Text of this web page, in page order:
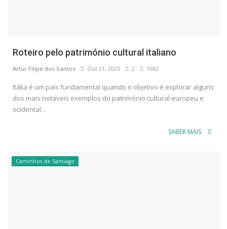
Roteiro pelo património cultural italiano
Artur Filipe dos Santos Out 21, 2023 2 1082
Itália é um país fundamental quando o objetivo é explorar alguns
dos mais notáveis exemplos do património cultural europeu e
ocidental...
SABER MAIS
Caminhos de Santiago